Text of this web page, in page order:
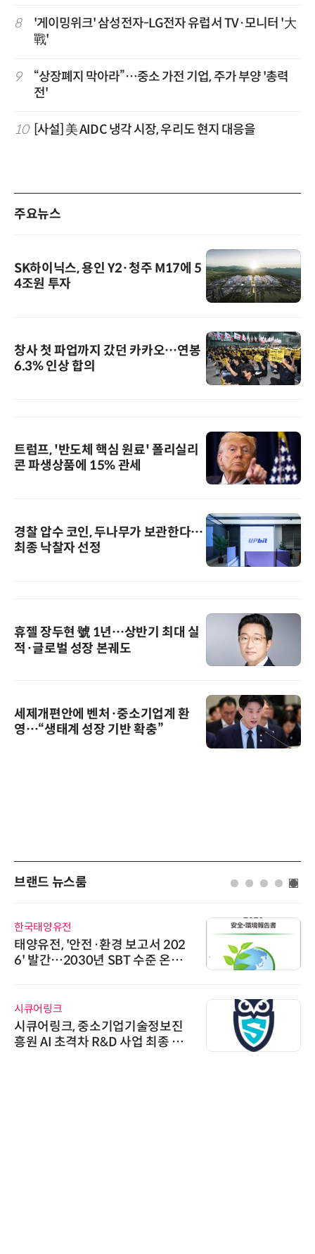
8
'게이밍위크' 삼성전자-LG전자 유럽서 TV·모니터 '大
戰'
9
“상장폐지 막아라”…중소 가전 기업, 주가 부양 '총력
전'
10 [사설] 美 AIDC 냉각 시장, 우리도 현지 대응을
주요뉴스
SK하이닉스, 용인 Y2·청주 M17에 5
4조원 투자
창사 첫 파업까지 갔던 카카오…연봉
6.3% 인상 합의
트럼프, '반도체 핵심 원료' 폴리실리
콘 파생상품에 15% 관세
경찰 압수 코인, 두나무가 보관한다…
최종 낙찰자 선정
휴젤 장두현 號 1년…상반기 최대 실
적·글로벌 성장 본궤도
세제개편안에 벤처·중소기업계 환
영…“생태계 성장 기반 확충”
브랜드 뉴스룸
'자동화 산업의 새로운 가능성'…
인아그룹 전국 7개 도시 세미나 페
“특허분석도 AI와 함께”…IP산업
'AX' 시대 본격화, 지식재산처 1호
AI IP데이터분석사 탄생